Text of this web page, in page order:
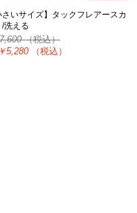
さいサイズ】タックフレアースカ
/洗える
（税込）
￥5,280 （税込）